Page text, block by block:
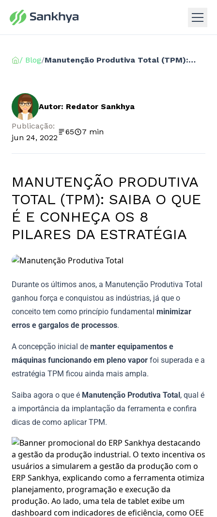
/ Blog/ Manutenção Produtiva Total (TPM): saiba o que é e conheça os 8 pilares da estratégia
Autor: Redator Sankhya
Publicação:
jun 24, 2022
65 7 min
MANUTENÇÃO PRODUTIVA
TOTAL (TPM): SAIBA O QUE
É E CONHEÇA OS 8
PILARES DA ESTRATÉGIA
Durante os últimos anos, a Manutenção Produtiva Total
ganhou força e conquistou as indústrias, já que o
conceito tem como princípio fundamental minimizar
erros e gargalos de processos.
A concepção inicial de manter equipamentos e
máquinas funcionando em pleno vapor foi superada e a
estratégia TPM ficou ainda mais ampla.
Saiba agora o que é Manutenção Produtiva Total, qual é
a importância da implantação da ferramenta e confira
dicas de como aplicar TPM.